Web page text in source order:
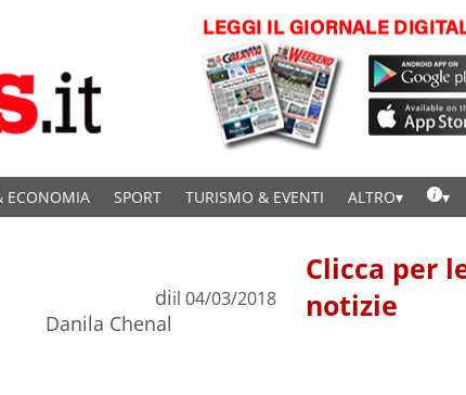
ECONOMIA SPORT TURISMO & EVENTI ALTRO
di
Danila Chenal
il 04/03/2018
Clicca per
notizie